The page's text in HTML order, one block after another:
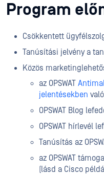
Program
Csökkentett
Tanúsítási jelvény a
Közös
az OPSWAT
jelentésekben
OPSWAT Blog
OPSWAT hírlevél
Tanúsítás az
az OPSWAT
(lásd a Cisco